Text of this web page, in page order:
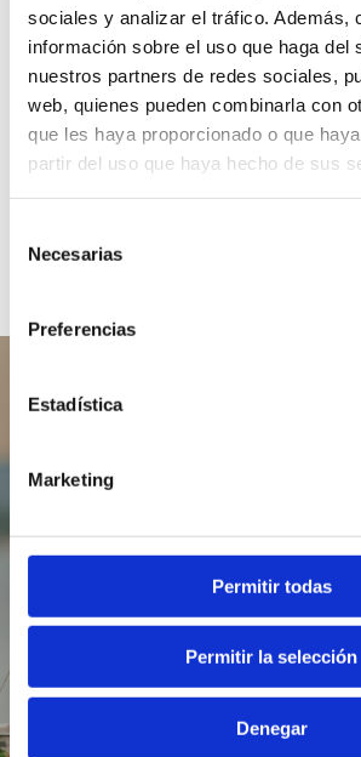
sociales y analizar el tráfico. Además,
información sobre el uso que haga del
nuestros partners de redes sociales,
web, quienes pueden combinarla con
que les haya proporcionado o que
partir del uso que haya hecho de sus
Necesarias
Preferencias
Estadística
Marketing
Permitir todas
Permitir la selección
Denegar
Com arribar
Moure's per Dénia
Gaudeix de la
gastronomia a
pas del mar
VEURE RESTAURANTS